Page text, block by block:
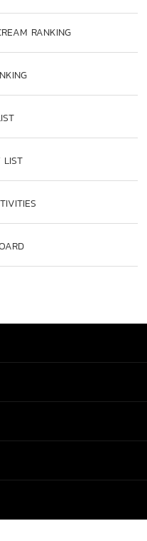
RANKING
LIST